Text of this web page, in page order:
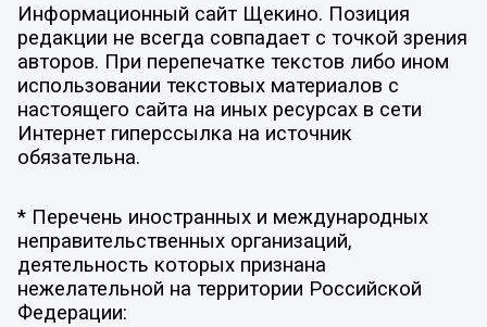
Информационный сайт Щекино. Позиция
редакции не всегда совпадает с точкой зрения
авторов. При перепечатке текстов либо ином
использовании текстовых материалов с
настоящего сайта на иных ресурсах в сети
Интернет гиперссылка на источник
обязательна.
* Перечень иностранных и международных
неправительственных организаций,
деятельность которых признана
нежелательной на территории Российской
Федерации: